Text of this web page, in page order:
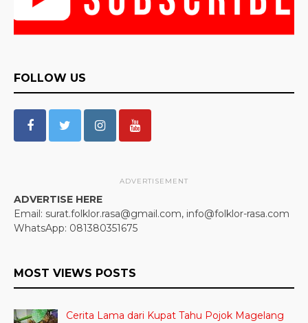
FOLLOW US
ADVERTISEMENT
ADVERTISE HERE
Email: surat.folklor.rasa@gmail.com, info@folklor-rasa.com
WhatsApp: 081380351675
MOST VIEWS POSTS
Cerita Lama dari Kupat Tahu Pojok Magelang